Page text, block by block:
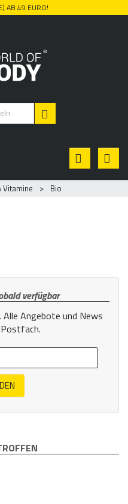
AB 49 EURO!
Vitamine > Bio
verfügbar
Angebote und News